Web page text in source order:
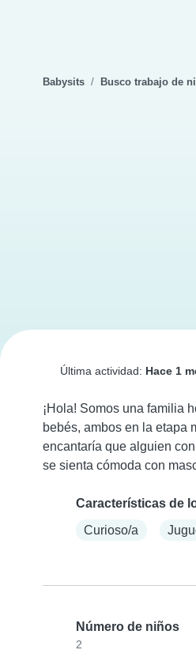
Babysits Busco trabajo de
Última actividad: Hace 1
¡Hola! Somos una familia
bebés, ambos en la etapa
encantaría que alguien
se sienta cómoda con
Características de
Curioso/a
Número de niños
2